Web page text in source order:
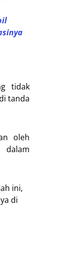
tidak
tanda
oleh
ini,
di